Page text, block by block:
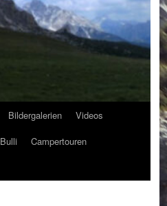
Bildergalerien
Videos
Bulli
Campertouren